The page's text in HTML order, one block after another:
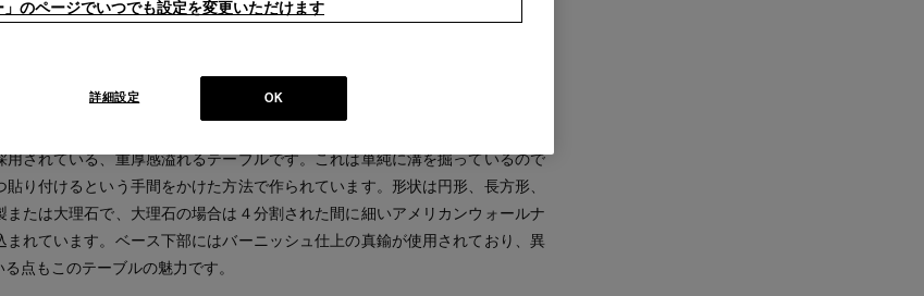
されている、重厚感溢れるテーブルです。これは単純に溝を掘っているので
り付けるという手間をかけた方法で作られています。形状は円形、長方形、
たは大理石で、大理石の場合は４分割された間に細いアメリカンウォールナ
まれています。ベース下部にはバーニッシュ仕上の真鍮が使用されており、異
点もこのテーブルの魅力です。
」のページでいつでも設定を変更いただけます
OK
詳細設定